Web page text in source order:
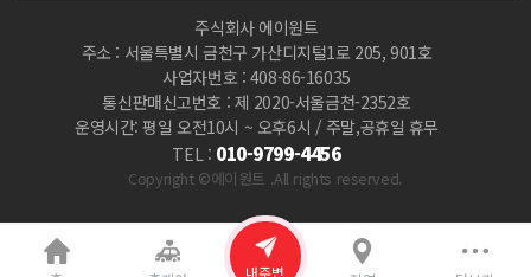
주식회사 에이원트
주소 : 서울특별시 금천구 가산디지털1로 205, 901호
사업자번호 : 408-86-16035
통신판매신고번호 : 제 2020-서울금천-2352호
운영시간: 평일 오전10시 ~ 오후6시 / 주말,공휴일 휴무
TEL : 010-9799-4456
Copyright ©에이원트 .All rights reserved.
내주변